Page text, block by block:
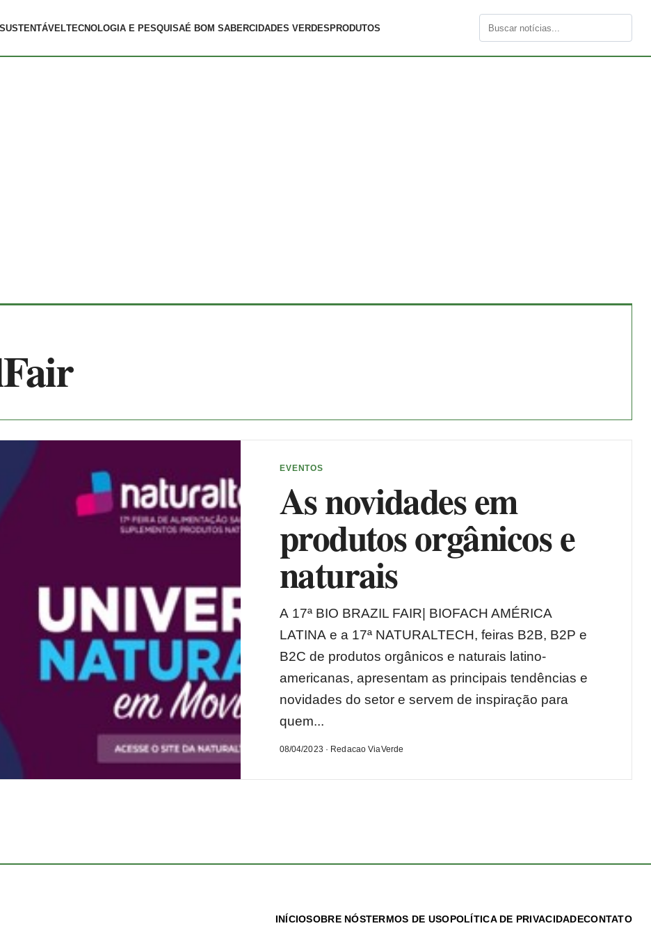
TECNOLOGIA E PESQUISAÉ BOM SABERCIDADES VERDES PRODUTOS
Buscar
EVENTOS
As novidades em
produtos orgânicos e
naturais
A 17ª BIO BRAZIL FAIR| BIOFACH AMÉRICA
LATINA e a 17ª NATURALTECH, feiras B2B, B2P e
B2C de produtos orgânicos e naturais latino-
americanas, apresentam as principais tendências e
novidades do setor e servem de inspiração para
quem...
08/04/2023 · Redacao ViaVerde
INÍCIOSOBRE NÓSTERMOS DE USOPOLÍTICA DE PRIVACIDADECONTATO